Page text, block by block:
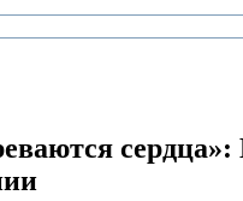
сердца»: